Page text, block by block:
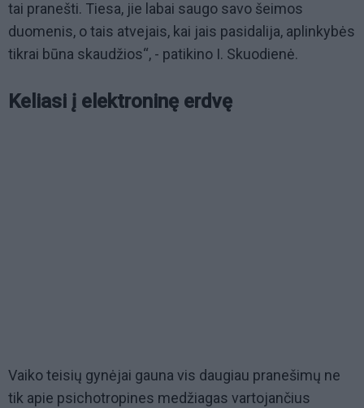
tai pranešti. Tiesa, jie labai saugo savo šeimos
duomenis, o tais atvejais, kai jais pasidalija, aplinkybės
tikrai būna skaudžios“, - patikino I. Skuodienė.
Keliasi į elektroninę erdvę
Vaiko teisių gynėjai gauna vis daugiau pranešimų ne
tik apie psichotropines medžiagas vartojančius